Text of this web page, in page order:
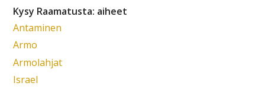
Kysy Raamatusta: aiheet
Antaminen
Armo
Armolahjat
Israel